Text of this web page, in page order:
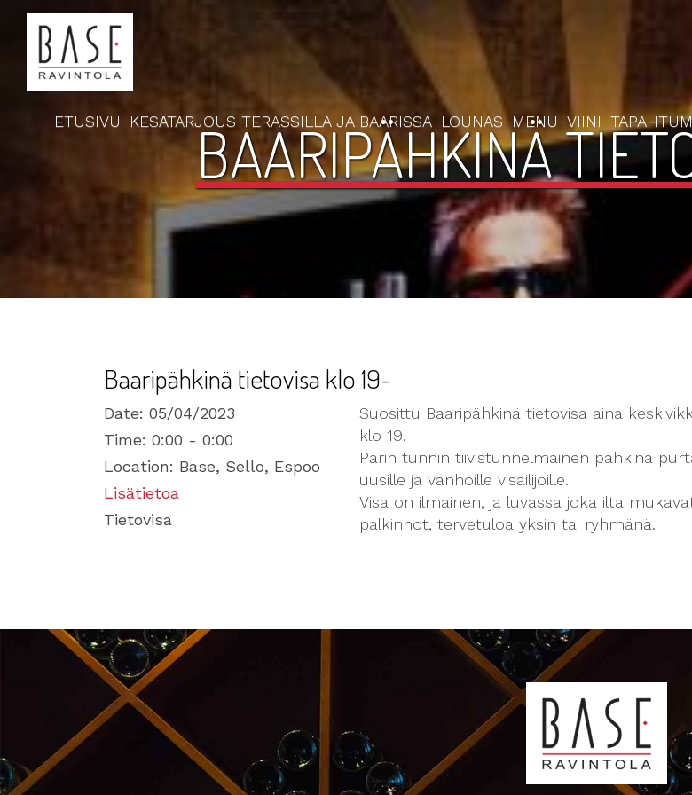
ETUSIVU KESÄTARJOUS TERASSILLA JA BAARISSA LOUNAS MENU VIINI
BAARIPÄHKINÄ
Baaripähkinä tietovisa klo 19-
Date: 05/04/2023
Time: 0:00 - 0:00
Location: Base, Sello, Espoo
Lisätietoa
Tietovisa
Suosittu Baaripähkinä tietovisa aina
klo 19.
Parin tunnin tiivistunnelmainen pähkinä
uusille ja vanhoille visailijoille.
Visa on ilmainen, ja luvassa joka ilta
palkinnot, tervetuloa yksin tai ryhmänä.